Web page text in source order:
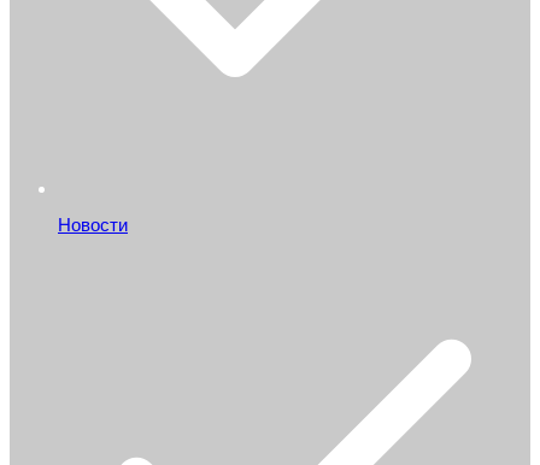
Новости